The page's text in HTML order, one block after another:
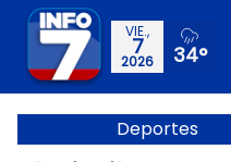
VIE.,
7
2026 34°
Deportes